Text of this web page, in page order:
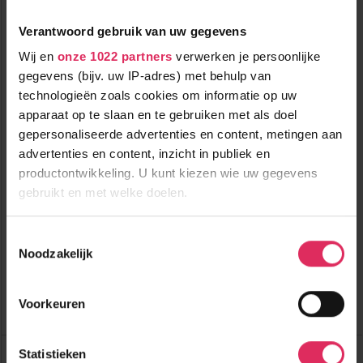
Verantwoord gebruik van uw gegevens
Wij en onze 1022 partners verwerken je persoonlijke
gegevens (bijv. uw IP-adres) met behulp van
technologieën zoals cookies om informatie op uw
apparaat op te slaan en te gebruiken met als doel
gepersonaliseerde advertenties en content, metingen aan
advertenties en content, inzicht in publiek en
productontwikkeling. U kunt kiezen wie uw gegevens
gebruikt en met welke doelen.
Informatie verzamelen over uw geografische
Uw apparaat identificeren door het actief te
scannen op specifieke eigenschappen (fingerprinting)
verwerkt en stel uw voorkeuren in het
detailgedeelte
in.
Noodzakelijk
Voorkeuren
Statistieken
vanaf
654
100m tot centrum
,9
Hotel Alpine Palace